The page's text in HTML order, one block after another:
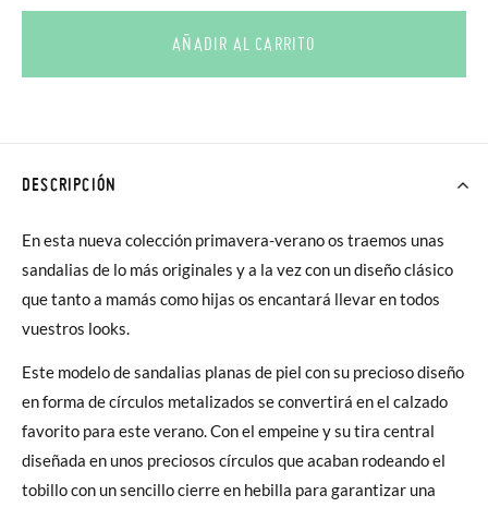
AÑADIR AL CARRITO
DESCRIPCIÓN
En esta nueva colección primavera-verano os traemos unas
sandalias de lo más originales y a la vez con un diseño clásico
que tanto a mamás como hijas os encantará llevar en todos
vuestros looks.
Este modelo de sandalias planas de piel con su precioso diseño
en forma de círculos metalizados se convertirá en el calzado
favorito para este verano. Con el empeine y su tira central
diseñada en unos preciosos círculos que acaban rodeando el
tobillo con un sencillo cierre en hebilla para garantizar una